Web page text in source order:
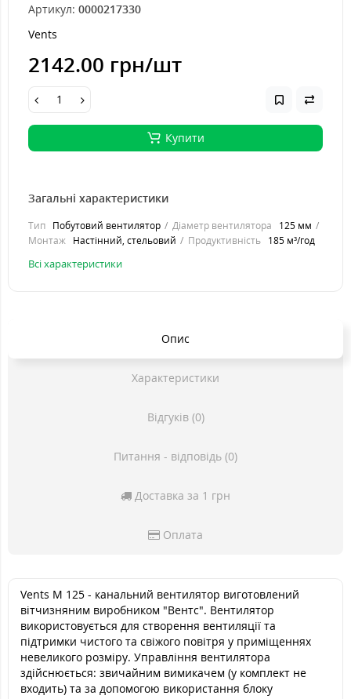
Артикул: 0000217330
Vents
2142.00 грн/шт
Купити
Загальні характеристики
Тип Побутовий вентилятор Діаметр вентилятора
125 мм
Монтаж Настінний, стельовий Продуктивність 185 м³/год
Всі характеристики
Опис
Характеристики
Відгуків (0)
Питання - відповідь (0)
Доставка за 1 грн
Оплата
Vents M 125 - канальний вентилятор виготовлений
вітчизняним виробником "Вентс". Вентилятор
використовується для створення вентиляції та
підтримки чистого та свіжого повітря у приміщеннях
невеликого розміру. Управління вентилятора
здійснюється: звичайним вимикачем (у комплект не
входить) та за допомогою використання блоку